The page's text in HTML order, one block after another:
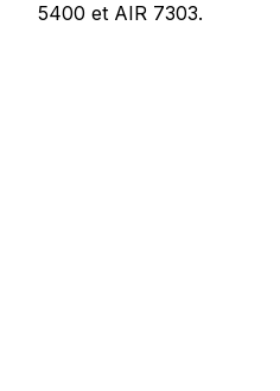
5400 et AIR 7303.